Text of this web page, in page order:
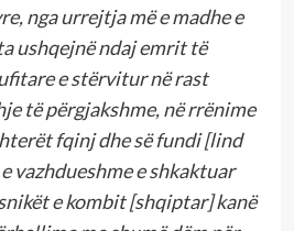
nga urrejtja më e madhe e
ushqejnë ndaj emrit të
e stërvitur në rast
të përgjakshme, në rrënime
fqinj dhe së fundi [lind
vazhdueshme e shkaktuar
e kombit [shqiptar] kanë